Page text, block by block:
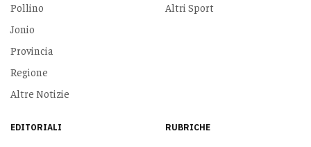
Pollino
Jonio
Provincia
Regione
Altre Notizie
Altri Sport
EDITORIALI RUBRICHE